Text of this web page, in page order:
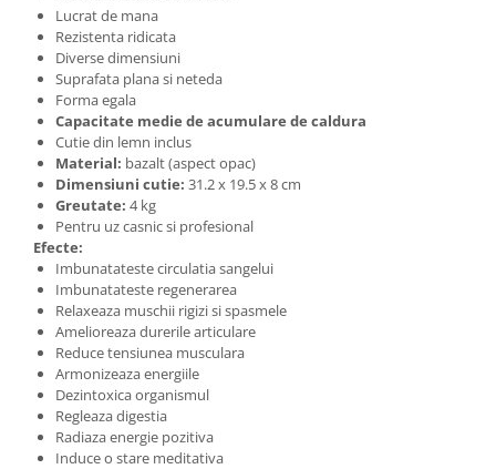
Banci forta multifunctionale
Aparate Vibromasaj si accesorii
masaj
Bare - Discuri - Greutati
Saltele si Covoare sport Fitness
sau Yoga
Alte Sporturi
Mingi fitness si medicinale
Scara antrenament
Interfoane, Sterilizatoare,
Electronice diverse
Incalzitoare si sterilizatoare
biberoane bebe
Umidificatoare electrice aer
Lucrat de mana
Rezistenta ridicata
Diverse dimensiuni
Suprafata plana si neteda
Forma egala
Capacitate medie de acumulare de caldura
Cutie din lemn inclus
Material: bazalt (aspect opac)
Dimensiuni cutie: 31.2 x 19.5 x 8 cm
Greutate: 4 kg
Pentru uz casnic si profesional
Efecte:
Imbunatateste circulatia sangelui
Imbunatateste regenerarea
Relaxeaza muschii rigizi si spasmele
Amelioreaza durerile articulare
Reduce tensiunea musculara
Armonizeaza energiile
Dezintoxica organismul
Regleaza digestia
Radiaza energie pozitiva
Induce o stare meditativa